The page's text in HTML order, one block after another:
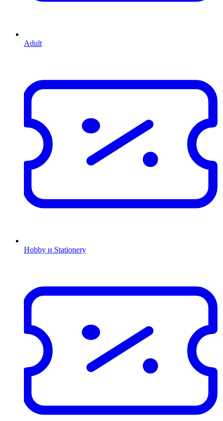
Adult
Hobby и Stationery